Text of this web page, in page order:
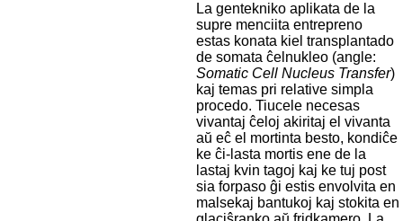
La gentekniko aplikata de la
supre menciita entrepreno
estas konata kiel transplantado
de somata ĉelnukleo (angle:
Somatic Cell Nucleus Transfer)
kaj temas pri relative simpla
procedo. Tiucele necesas
vivantaj ĉeloj akiritaj el vivanta
aŭ eĉ el mortinta besto, kondiĉe
ke ĉi-lasta mortis ene de la
lastaj kvin tagoj kaj ke tuj post
sia forpaso ĝi estis envolvita en
malsekaj bantukoj kaj stokita en